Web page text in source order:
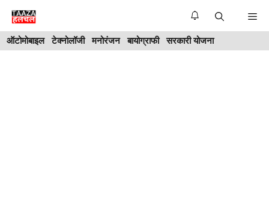
Skip
content
ऑटोमोबाइल टेक्नोलॉजी मनोरंजन बायोग्राफी सरकारी योजना